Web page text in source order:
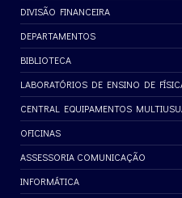
DIVISÃO FINANCEIRA
DEPARTAMENTOS
BIBLIOTECA
LABORATÓRIOS DE ENSINO DE
CENTRAL EQUIPAMENTOS
OFICINAS
ASSESSORIA COMUNICAÇÃO
INFORMÁTICA